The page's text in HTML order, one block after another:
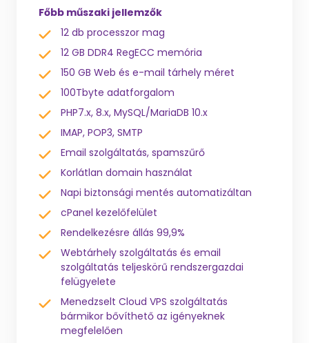
Főbb műszaki jellemzők
12 db processzor mag
12 GB DDR4 RegECC memória
150 GB Web és e-mail tárhely méret
100Tbyte adatforgalom
PHP7.x, 8.x, MySQL/MariaDB 10.x
IMAP, POP3, SMTP
Email szolgáltatás, spamszűrő
Korlátlan domain használat
Napi biztonsági mentés automatizáltan
cPanel kezelőfelület
Rendelkezésre állás 99,9%
Webtárhely szolgáltatás és email
szolgáltatás teljeskörű rendszergazdai
felügyelete
Menedzselt Cloud VPS szolgáltatás
bármikor bővíthető az igényeknek
megfelelően